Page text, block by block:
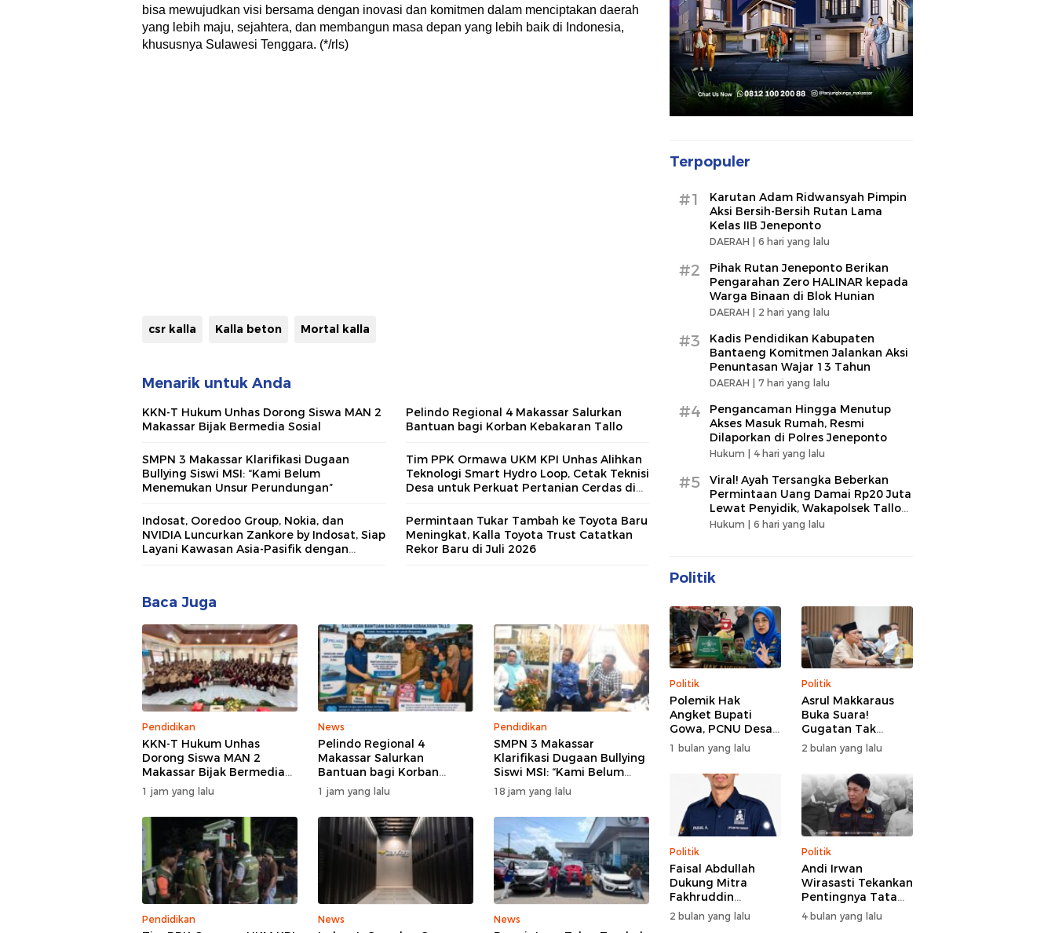
bisa mewujudkan visi bersama dengan inovasi dan komitmen dalam menciptakan daerah
yang lebih maju, sejahtera, dan membangun masa depan yang lebih baik di Indonesia,
khususnya Sulawesi Tenggara. (*/rls)
csr kalla Kalla beton Mortal kalla
Menarik untuk Anda
KKN-T Hukum Unhas Dorong Siswa MAN 2
Makassar Bijak Bermedia Sosial
Pelindo Regional 4 Makassar Salurkan
Bantuan bagi Korban Kebakaran Tallo
SMPN 3 Makassar Klarifikasi Dugaan
Bullying Siswi MSI: “Kami Belum
Menemukan Unsur Perundungan”
Tim PPK Ormawa UKM KPI Unhas Alihkan
Teknologi Smart Hydro Loop, Cetak Teknisi
Desa untuk Perkuat Pertanian Cerdas di
Indosat, Ooredoo Group, Nokia, dan
NVIDIA Luncurkan Zankore by Indosat, Siap
Layani Kawasan Asia-Pasifik dengan
Permintaan Tukar Tambah ke Toyota Baru
Meningkat, Kalla Toyota Trust Catatkan
Rekor Baru di Juli 2026
Baca Juga
Pendidikan
KKN-T Hukum Unhas
Dorong Siswa MAN 2
Makassar Bijak Bermedia
Sosial
1 jam yang lalu
News
Pelindo Regional 4
Makassar Salurkan
Bantuan bagi Korban
Kebakaran Tallo
1 jam yang lalu
Pendidikan
SMPN 3 Makassar
Klarifikasi Dugaan Bullying
Siswi MSI: “Kami Belum
Menemukan Unsur
Perundungan”
18 jam yang lalu
Pendidikan News News
Terpopuler
#1
Karutan Adam Ridwansyah Pimpin
Aksi Bersih-Bersih Rutan Lama
Kelas IIB Jeneponto
DAERAH | 6 hari yang lalu
#2
Pihak Rutan Jeneponto Berikan
Pengarahan Zero HALINAR kepada
Warga Binaan di Blok Hunian
DAERAH | 2 hari yang lalu
#3
Kadis Pendidikan Kabupaten
Bantaeng Komitmen Jalankan Aksi
Penuntasan Wajar 13 Tahun
DAERAH | 7 hari yang lalu
#4
Pengancaman Hingga Menutup
Akses Masuk Rumah, Resmi
Dilaporkan di Polres Jeneponto
Hukum | 4 hari yang lalu
#5
Viral! Ayah Tersangka Beberkan
Permintaan Uang Damai Rp20 Juta
Lewat Penyidik, Wakapolsek Tallo
Klarifikasi Soal Terima Uang Rp3
Hukum | 6 hari yang lalu
Politik
Politik
Polemik Hak
Angket Bupati
Gowa, PCNU Desak
DPRD Buka Fakta
Transparan
1 bulan yang lalu
Politik
Asrul Makkaraus
Buka Suara!
Gugatan Tak
Hentikan Hak
Angket DPRD
2 bulan yang lalu
Politik
Faisal Abdullah
Dukung Mitra
Fakhruddin
Nahkodai BM PAN
Periode 2026-2031
2 bulan yang lalu
Politik
Andi Irwan
Wirasasti Tekankan
Pentingnya Tata
Kelola Terintegrasi
Sektor Peternakan
4 bulan yang lalu